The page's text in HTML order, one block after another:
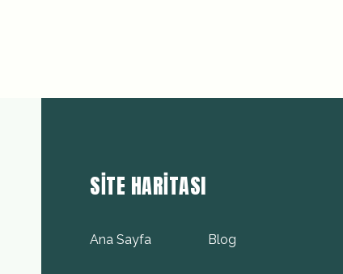
SITE HARITASI
Ana Sayfa Blog